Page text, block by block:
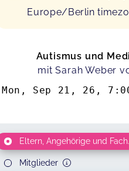
Europe/Berlin
Autismus und
mit Sarah Weber
Mon, Sep 21, 26 ,
Eltern, Angehörige und
Mitglieder